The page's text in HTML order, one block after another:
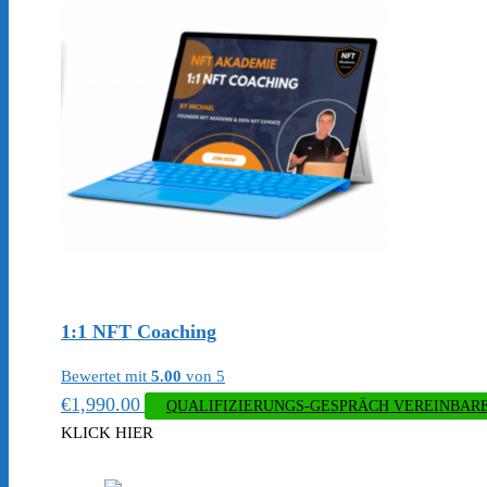
1:1 NFT Coaching
Bewertet mit 5.00 von 5
€1,990.00 QUALIFIZIERUNGS-GESPRÄCH
KLICK HIER